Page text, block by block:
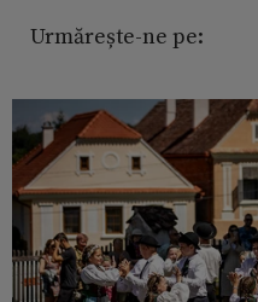
Urmărește-ne pe: